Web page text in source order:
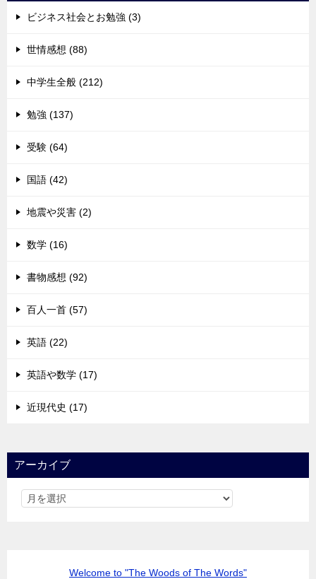
ビジネス社会とお勉強 (3)
世情感想 (88)
中学生全般 (212)
勉強 (137)
受験 (64)
国語 (42)
地震や災害 (2)
数学 (16)
書物感想 (92)
百人一首 (57)
英語 (22)
英語や数学 (17)
近現代史 (17)
アーカイブ
Welcome to "The Woods of The Words"